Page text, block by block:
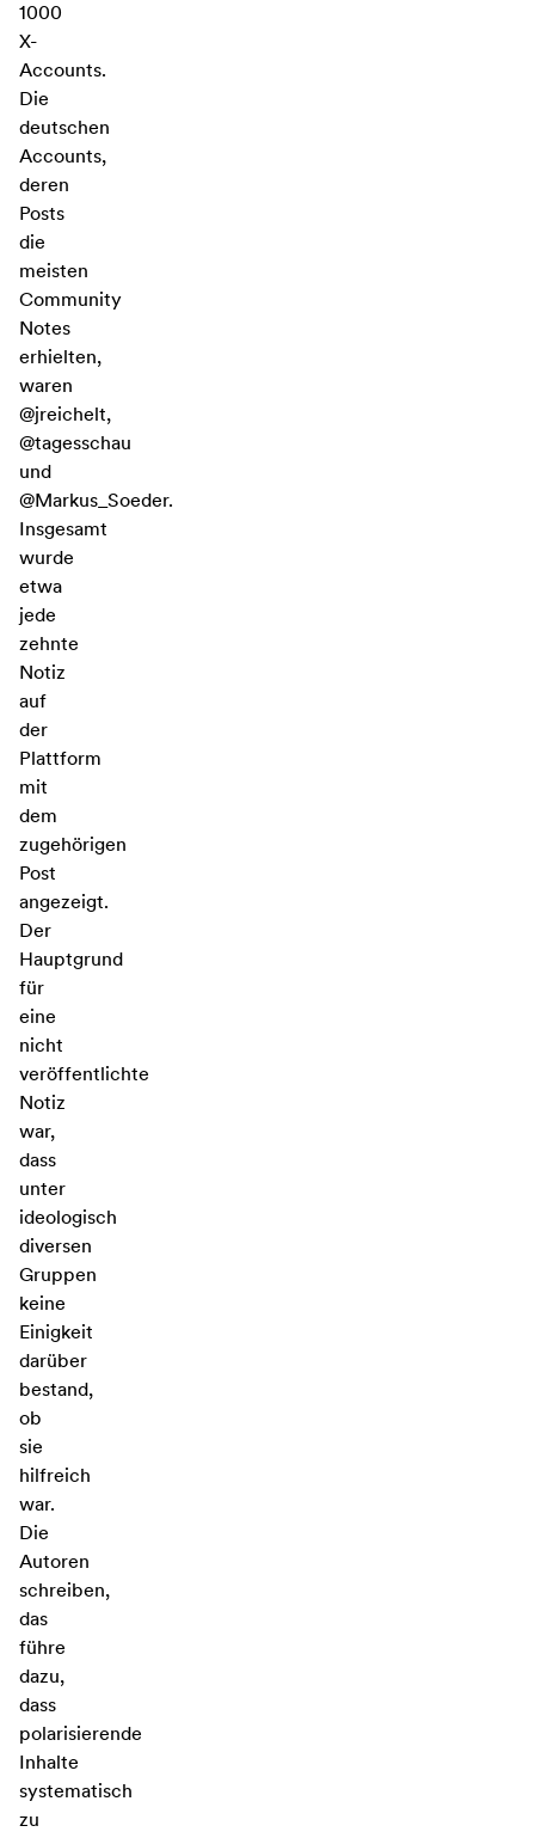
1000
X-
Accounts.
Die
deutschen
Accounts,
deren
Posts
die
meisten
Community
Notes
erhielten,
waren
@jreichelt,
@tagesschau
und
@Markus_Soeder.
Insgesamt
wurde
etwa
jede
zehnte
Notiz
auf
der
Plattform
mit
dem
zugehörigen
Post
angezeigt.
Der
Hauptgrund
für
eine
nicht
veröffentlichte
Notiz
war,
dass
unter
ideologisch
diversen
Gruppen
keine
Einigkeit
darüber
bestand,
ob
sie
hilfreich
war.
Die
Autoren
schreiben,
das
führe
dazu,
dass
polarisierende
Inhalte
systematisch
zu